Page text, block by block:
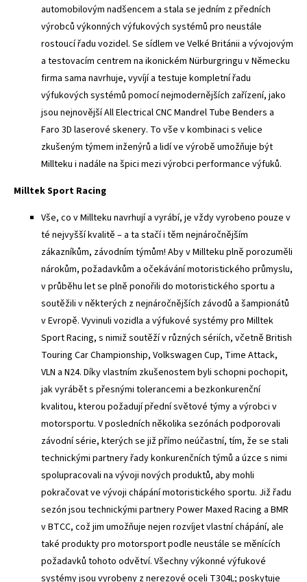
automobilovým nadšencem a stala se jedním z předních
výrobců výkonných výfukových systémů pro neustále
rostoucí řadu vozidel. Se sídlem ve Velké Británii a vývojovým
a testovacím centrem na ikonickém Nürburgringu v Německu
firma sama navrhuje, vyvíjí a testuje kompletní řadu
výfukových systémů pomocí nejmodernějších zařízení, jako
jsou nejnovější All Electrical CNC Mandrel Tube Benders a
Faro 3D laserové skenery. To vše v kombinaci s velice
zkušeným týmem inženýrů a lidí ve výrobě umožňuje být
Millteku i nadále na špici mezi výrobci performance výfuků.
Milltek Sport Racing
Vše, co v Millteku navrhují a vyrábí, je vždy vyrobeno pouze v
té nejvyšší kvalitě – a ta stačí i těm nejnáročnějším
zákazníkům, závodním týmům! Aby v Millteku plně porozuměli
nárokům, požadavkům a očekávání motoristického průmyslu,
v průběhu let se plně ponořili do motoristického sportu a
soutěžili v některých z nejnáročnějších závodů a šampionátů
v Evropě. Vyvinuli vozidla a výfukové systémy pro Milltek
Sport Racing, s nimiž soutěží v různých sériích, včetně British
Touring Car Championship, Volkswagen Cup, Time Attack,
VLN a N24. Díky vlastním zkušenostem byli schopni pochopit,
jak vyrábět s přesnými tolerancemi a bezkonkurenční
kvalitou, kterou požadují přední světové týmy a výrobci v
motorsportu. V posledních několika sezónách podporovali
závodní série, kterých se již přímo neúčastní, tím, že se stali
technickými partnery řady konkurenčních týmů a úzce s nimi
spolupracovali na vývoji nových produktů, aby mohli
pokračovat ve vývoji chápání motoristického sportu. Již řadu
sezón jsou technickými partnery Power Maxed Racing a BMR
v BTCC, což jim umožňuje nejen rozvíjet vlastní chápání, ale
také produkty pro motorsport podle neustále se měnících
požadavků tohoto odvětví. Všechny výkonné výfukové
systémy jsou vyrobeny z nerezové oceli T304L; poskytuje